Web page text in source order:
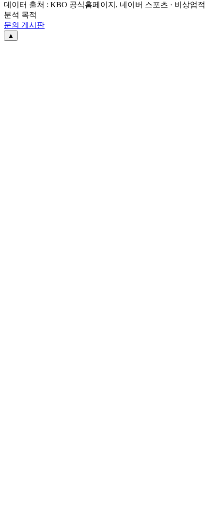
데이터 출처 : KBO 공식홈페이지, 네이버 스포츠 · 비상업적
분석 목적
문의 게시판
▲